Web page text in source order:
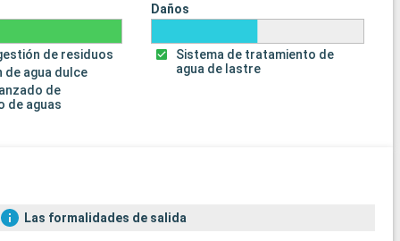
de residuos
de agua dulce
de
de aguas
Daños
Sistema de tratamiento de
agua de lastre
Las formalidades de salida